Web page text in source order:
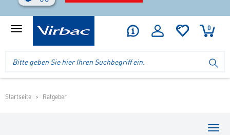
Produktmenü
Virbac
Ihr
Shop
0
Header
mobilen
Startseite Ratgeber
Menü